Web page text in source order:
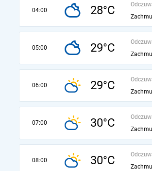
04:00 28°C
05:00 29°C
06:00 29°C
07:00 30°C
08:00 30°C